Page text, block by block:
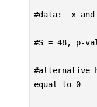
#data:  x
#S = 48, p-
#alternative
equal to 0